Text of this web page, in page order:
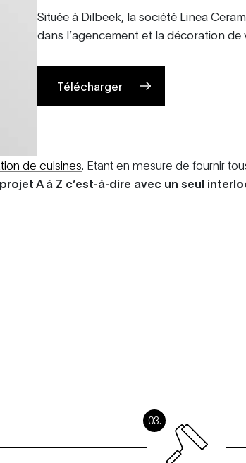
Située à Dilbeek, la société Linea
dans l’agencement et la décoration de
Télécharger
de cuisines . Etant en mesure de fournir
projet A à Z c’est-à-dire avec un seul